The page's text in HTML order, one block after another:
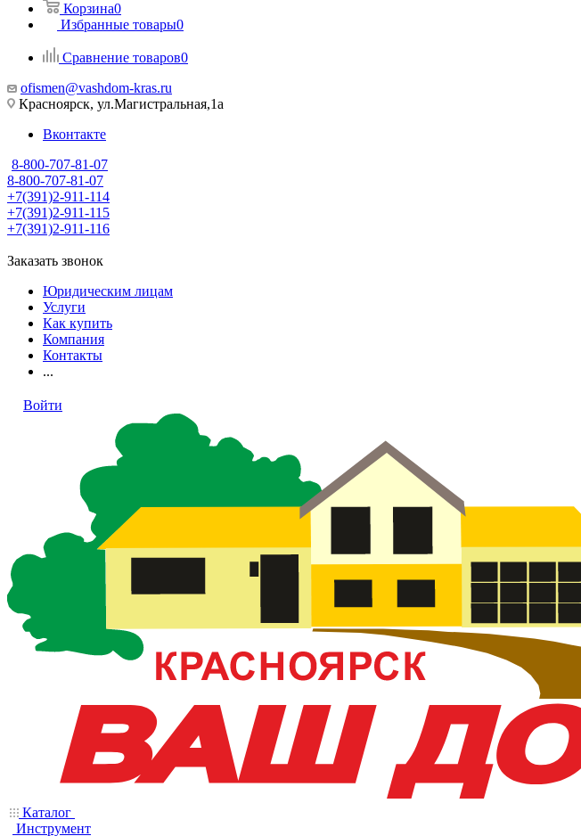
Корзина0
Избранные товары0
Сравнение товаров0
ofismen@vashdom-kras.ru
Красноярск, ул.Магистральная,1а
Вконтакте
8-800-707-81-07
8-800-707-81-07
+7(391)2-911-114
+7(391)2-911-115
+7(391)2-911-116
Заказать звонок
Юридическим лицам
Услуги
Как купить
Компания
Контакты
...
Войти
Каталог
Инструмент